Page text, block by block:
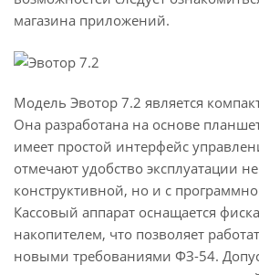
магазина приложений.
Модель Эвотор 7.2 является
Она разработана на основе
имеет простой интерфейс
отмечают удобство эксплуатации
конструктивной, но и с
Кассовый аппарат оснащается
накопителем, что позволяет
новыми требованиями ФЗ-54.